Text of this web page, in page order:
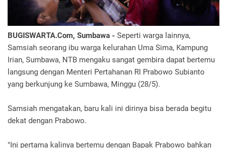
BUGISWARTA.Com, Sumbawa - Seperti warga lainnya,
Samsiah seorang ibu warga kelurahan Uma Sima, Kampung
Irian, Sumbawa, NTB mengaku sangat gembira dapat bertemu
langsung dengan Menteri Pertahanan RI Prabowo Subianto
yang berkunjung ke Sumbawa, Minggu (28/5).
Samsiah mengatakan, baru kali ini dirinya bisa berada begitu
dekat dengan Prabowo.
"Ini pertama kalinya bertemu dengan Bapak Prabowo bahkan